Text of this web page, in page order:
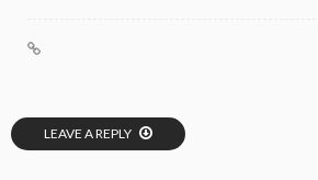
LEAVE A REPLY